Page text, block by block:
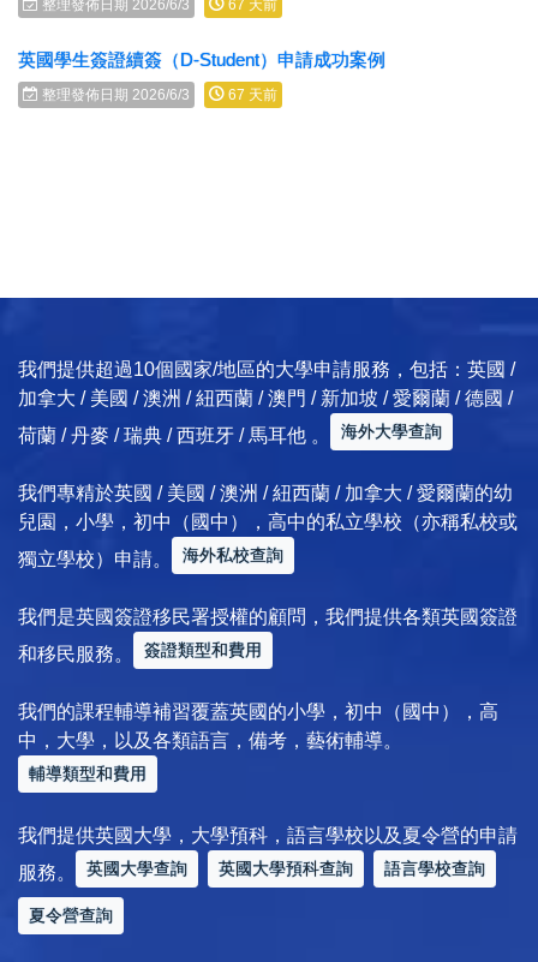
整理發佈日期 2026/6/3 67 天前
英國學生簽證續簽（D-Student）申請成功案例
整理發佈日期 2026/6/3 67 天前
我們提供超過10個國家/地區的大學申請服務，包括：英國 /
加拿大 / 美國 / 澳洲 / 紐西蘭 / 澳門 / 新加坡 / 愛爾蘭 / 德國 /
荷蘭 / 丹麥 / 瑞典 / 西班牙 / 馬耳他 。
海外大學查詢
我們專精於英國 / 美國 / 澳洲 / 紐西蘭 / 加拿大 / 愛爾蘭的幼
兒園，小學，初中（國中），高中的私立學校（亦稱私校或
獨立學校）申請。
海外私校查詢
我們是英國簽證移民署授權的顧問，我們提供各類英國簽證
和移民服務。
簽證類型和費用
我們的課程輔導補習覆蓋英國的小學，初中（國中），高
中，大學，以及各類語言，備考，藝術輔導。
輔導類型和費用
我們提供英國大學，大學預科，語言學校以及夏令營的申請
服務。
英國大學查詢 英國大學預科查詢 語言學校查詢
夏令營查詢